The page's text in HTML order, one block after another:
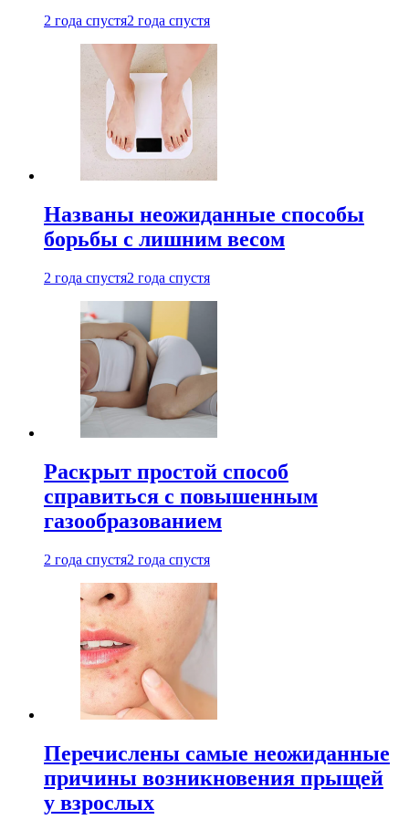
2 года спустя2 года спустя
Названы неожиданные способы
борьбы с лишним весом
2 года спустя2 года спустя
Раскрыт простой способ
справиться с повышенным
газообразованием
2 года спустя2 года спустя
Перечислены самые неожиданные
причины возникновения прыщей
у взрослых